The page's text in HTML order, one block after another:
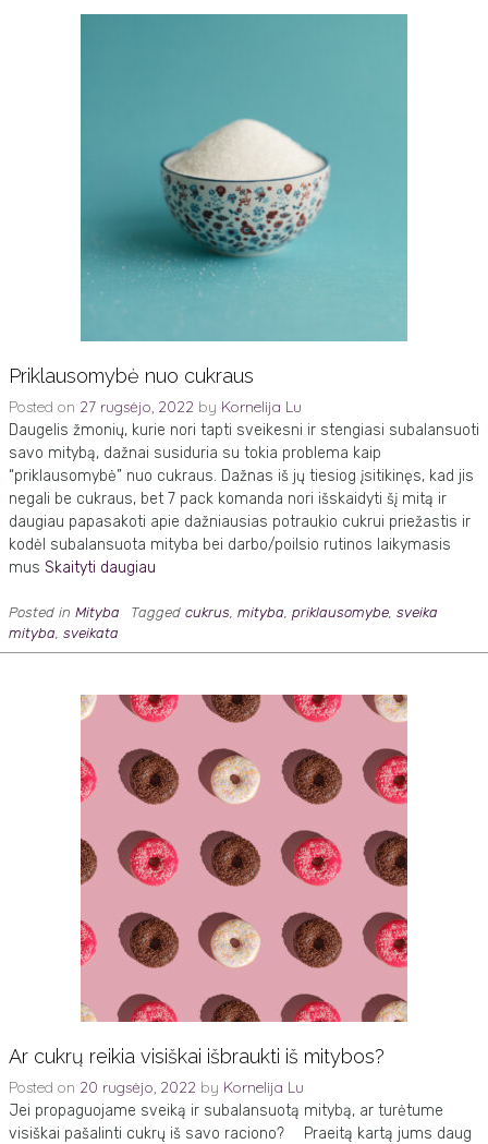
Priklausomybė nuo cukraus
Posted on 27 rugsėjo, 2022 by Kornelija Lu
Daugelis žmonių, kurie nori tapti sveikesni ir stengiasi subalansuoti
savo mitybą, dažnai susiduria su tokia problema kaip
“priklausomybė” nuo cukraus. Dažnas iš jų tiesiog įsitikinęs, kad jis
negali be cukraus, bet 7 pack komanda nori išskaidyti šį mitą ir
daugiau papasakoti apie dažniausias potraukio cukrui priežastis ir
kodėl subalansuota mityba bei darbo/poilsio rutinos laikymasis
mus Skaityti daugiau
Posted in Mityba Tagged cukrus, mityba, priklausomybe, sveika
mityba, sveikata
Ar cukrų reikia visiškai išbraukti iš mitybos?
Posted on 20 rugsėjo, 2022 by Kornelija Lu
Jei propaguojame sveiką ir subalansuotą mitybą, ar turėtume
visiškai pašalinti cukrų iš savo raciono? ⠀ Praeitą kartą jums daug